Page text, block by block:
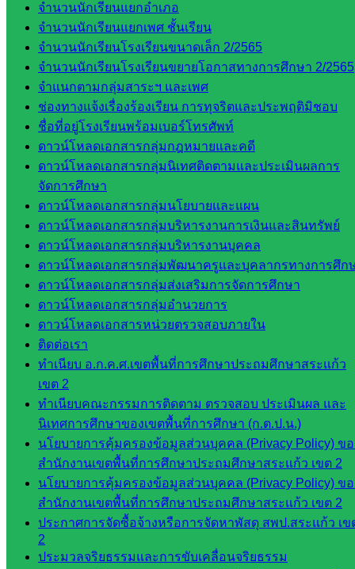
จำนวนนักเรียนแยกอำเภอ
จำนวนนักเรียนแยกเพศ ชั้นเรียน
จำนวนนักเรียนโรงเรียนขนาดเล็ก 2/2565
จำนวนนักเรียนโรงเรียนขยายโอกาสทางการศึกษา 2/2565
จำแนกตามกลุ่มสาระฯ และเพศ
ช่องทางแจ้งเรื่องร้องเรียน การทุจริตและประพฤติมิชอบ
ชื่อที่อยู่โรงเรียนพร้อมเบอร์โทรศัพท์
ดาวน์โหลดเอกสารกลุ่มกฎหมายและคดี
ดาวน์โหลดเอกสารกลุ่มนิเทศติดตามและประเมินผลการ
จัดการศึกษา
ดาวน์โหลดเอกสารกลุ่มนโยบายและแผน
ดาวน์โหลดเอกสารกลุ่มบริหารงานการเงินและสินทรัพย์
ดาวน์โหลดเอกสารกลุ่มบริหารงานบุคคล
ดาวน์โหลดเอกสารกลุ่มพัฒนาครูและบุคลากรทางการศึก
ดาวน์โหลดเอกสารกลุ่มส่งเสริมการจัดการศึกษา
ดาวน์โหลดเอกสารกลุ่มอำนวยการ
ดาวน์โหลดเอกสารหน่วยตรวจสอบภายใน
ติดต่อเรา
ทำเนียบ อ.ก.ค.ศ.เขตพื้นที่การศึกษาประถมศึกษาสระแก้ว
เขต 2
ทำเนียบคณะกรรมการติดตาม ตรวจสอบ ประเมินผล และ
นิเทศการศึกษาของเขตพื้นที่การศึกษา (ก.ต.ป.น.)
นโยบายการคุ้มครองข้อมูลส่วนบุคคล (Privacy Policy) ข
สำนักงานเขตพื้นที่การศึกษาประถมศึกษาสระแก้ว เขต 2
นโยบายการคุ้มครองข้อมูลส่วนบุคคล (Privacy Policy) ข
สำนักงานเขตพื้นที่การศึกษาประถมศึกษาสระแก้ว เขต 2
ประกาศการจัดซื้อจ้างหรือการจัดหาพัสดุ สพป.สระแก้ว เข
2
ประมวลจริยธรรมและการขับเคลื่อนจริยธรรม
กลุ่
มอำนวย
การ
กลุ่ม
บริหาร
งานงาน
เงินและ
สินทรัพย์
กลุ่มน
โยบาย
และแผน
กลุ่มส่ง
เสริมการ
จัดการ
ศึกษา
กลุ่ม
บริหาร
งาน
บุคคล
กลุ่ม
พัฒนาครู
และบุ
คลากรฯ
กลุ่มนิ
เทศ
ติดตาม
และประ
เมินผลฯ